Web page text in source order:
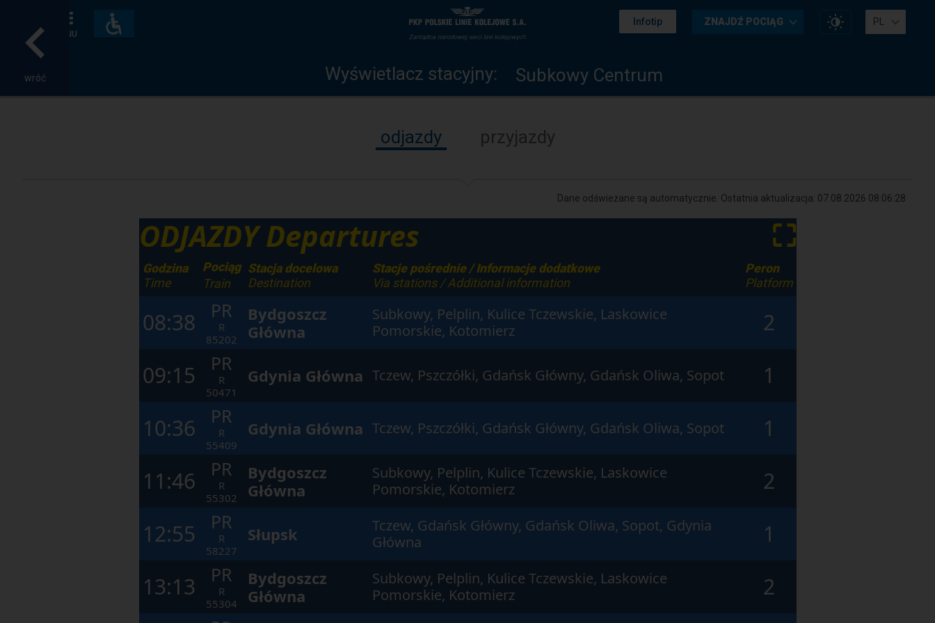
wróć
MENU
Dostępność
i
Infotip ZNAJDŹ POCIĄG
Zmień
kontrast
PL
Wyświetlacz
stacyjny
Strona
główna
Wyświetlacz stacyjny: Subkowy Centrum
odjazdy przyjazdy
Dane odświeżane są automatycznie. Ostatnia aktualizacja: 07.08.2026 08:06:28
ODJAZDY Departures ⛶
Godzina
Time
Pociąg
Train
Stacja docelowa
Destination
Stacje pośrednie / Informacje dodatkowe
Via stations / Additional information
Peron
Platform
08:38 PR
R
85202
Bydgoszcz
Główna
Subkowy, Pelplin, Kulice Tczewskie, Laskowice
Pomorskie, Kotomierz
2
09:15
PR
R
50471
Gdynia Główna Tczew, Pszczółki, Gdańsk Główny, Gdańsk Oliwa, Sopot
1
10:36
PR
R
55409
Gdynia Główna Tczew, Pszczółki, Gdańsk Główny, Gdańsk Oliwa, Sopot
1
11:46
PR
R
55302
Bydgoszcz
Główna
Subkowy, Pelplin, Kulice Tczewskie, Laskowice
Pomorskie, Kotomierz
2
12:55
PR
R
58227
Słupsk
Tczew, Gdańsk Główny, Gdańsk Oliwa, Sopot, Gdynia
Główna
1
13:13
PR
R
55304
Bydgoszcz
Główna
Subkowy, Pelplin, Kulice Tczewskie, Laskowice
Pomorskie, Kotomierz
2